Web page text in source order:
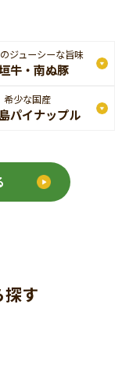
ジューシーな旨味
牛・南ぬ豚
希少な国産
パイナップル
探す